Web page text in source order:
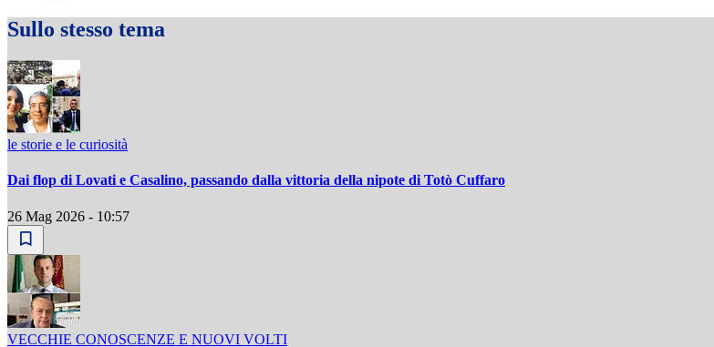
Sullo stesso tema
le storie e le curiosità
Dai flop di Lovati e Casalino, passando dalla vittoria della nipote di Totò Cuffaro
26 Mag 2026 - 10:57
VECCHIE CONOSCENZE E NUOVI VOLTI